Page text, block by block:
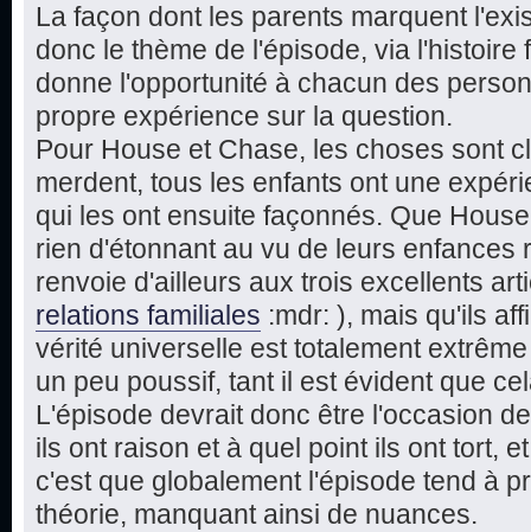
La façon dont les parents marquent
donc le thème de l'épisode, via l'histoire
donne l'opportunité à chacun des
propre expérience sur la question.
Pour House et Chase, les choses sont
merdent, tous les enfants ont une
qui les ont ensuite façonnés. Que
rien d'étonnant au vu de leurs enfances
renvoie d'ailleurs aux trois excellents
relations familiales :mdr: ), mais qu'ils
vérité universelle est totalement
un peu poussif, tant il est évident que
L'épisode devrait donc être l'occasion
ils ont raison et à quel point ils ont tort,
c'est que globalement l'épisode tend à
théorie, manquant ainsi de nuances.